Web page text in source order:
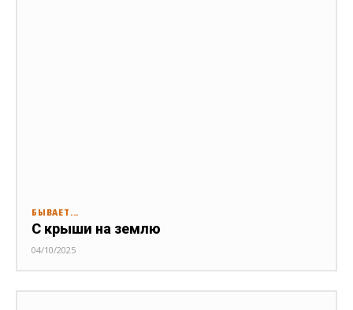
БЫВАЕТ...
С крыши на землю
04/10/2025